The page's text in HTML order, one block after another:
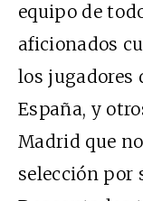
equipo de
aficionados
los jugadores
España, y
Madrid que
selección por